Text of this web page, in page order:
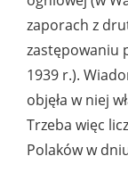
zaporach z
zastępowaniu
1939 r.).
objęła w niej
Trzeba więc
Polaków w